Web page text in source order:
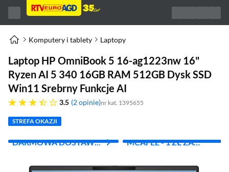
Komputery i tablety Laptopy
Laptop HP OmniBook 5 16-ag1223nw 16"
Ryzen AI 5 340 16GB RAM 512GB Dysk SSD
Win11 Srebrny Funkcje AI
3.5
3.5 gwiazdek 2 opinie nr kat. 1395655
STREFA OKAZJI
DARMOWA DOSTAWA
MCAFEE - 1 ZŁ ZA